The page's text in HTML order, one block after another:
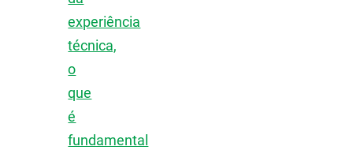
experiência
técnica,
o
que
é
fundamental